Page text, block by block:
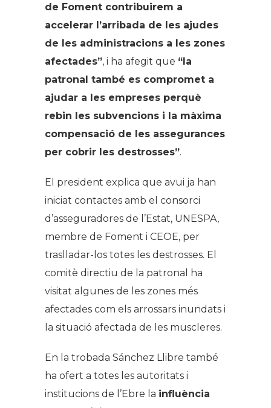
de Foment contribuirem a
accelerar l’arribada de les ajudes
de les administracions a les zones
afectades”, i ha afegit que “la
patronal també es compromet a
ajudar a les empreses perquè
rebin les subvencions i la màxima
compensació de les assegurances
per cobrir les destrosses”.
El president explica que avui ja han
iniciat contactes amb el consorci
d’asseguradores de l’Estat, UNESPA,
membre de Foment i CEOE, per
traslladar-los totes les destrosses. El
comitè directiu de la patronal ha
visitat algunes de les zones més
afectades com els arrossars inundats i
la situació afectada de les muscleres.
En la trobada Sánchez Llibre també
ha ofert a totes les autoritats i
institucions de l’Ebre la influència